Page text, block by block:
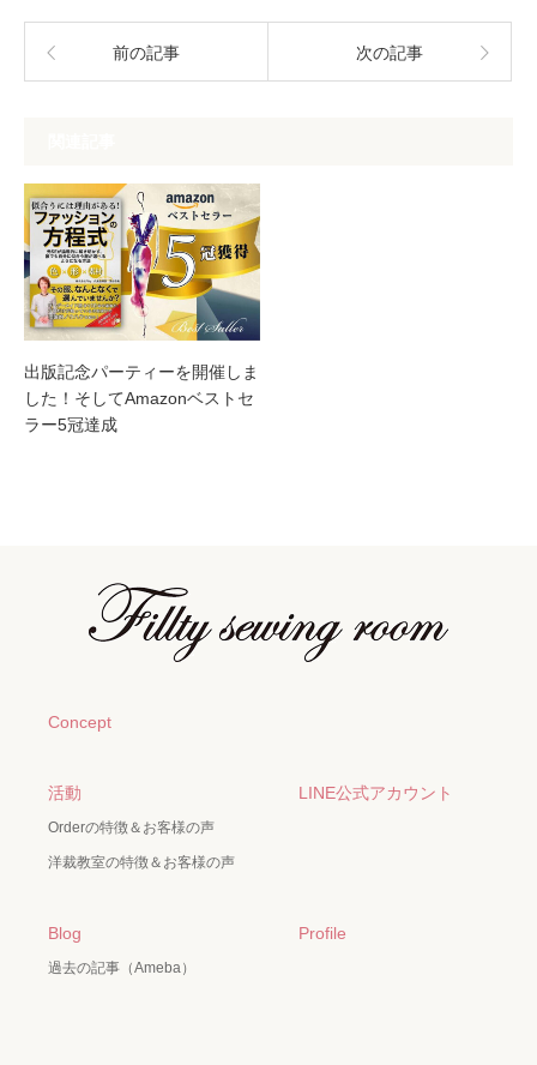
前の記事 次の記事
出版記念パーティーを開催しま
した！そしてAmazonベストセ
ラー5冠達成
Concept
活動
Orderの特徴＆お客様の声
洋裁教室の特徴＆お客様の声
LINE公式アカウント
Blog
過去の記事（Ameba）
Profile